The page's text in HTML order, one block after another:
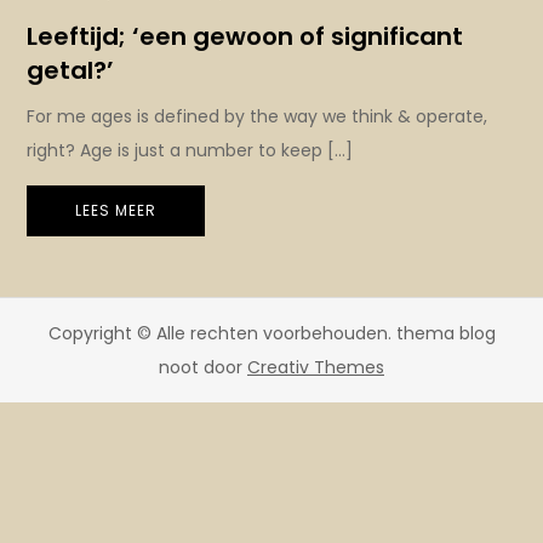
Leeftijd; ‘een gewoon of significant
getal?’
For me ages is defined by the way we think & operate,
right? Age is just a number to keep […]
LEES MEER
Copyright © Alle rechten voorbehouden. thema blog
noot door Creativ Themes